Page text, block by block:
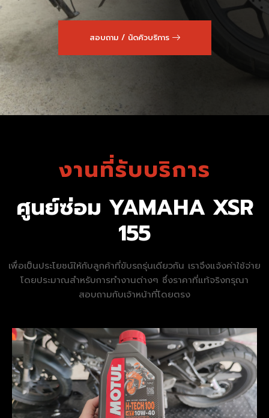
สอบถาม / นัดคิวบริการ
งานที่รับบริการ
ศูนย์ซ่อม YAMAHA XSR
155
เพื่อเป็นประโยชน์ให้กับลูกค้าที่ขับรถรุ่นเดียวกัน เราจึงแจ้งค่าใช้จ่าย
โดยประมาณสำหรับการทำงานต่างๆ ซึ่งราคาที่แท้จริงกรุณา
สอบถามกับเจ้าหน้าที่โดยตรง